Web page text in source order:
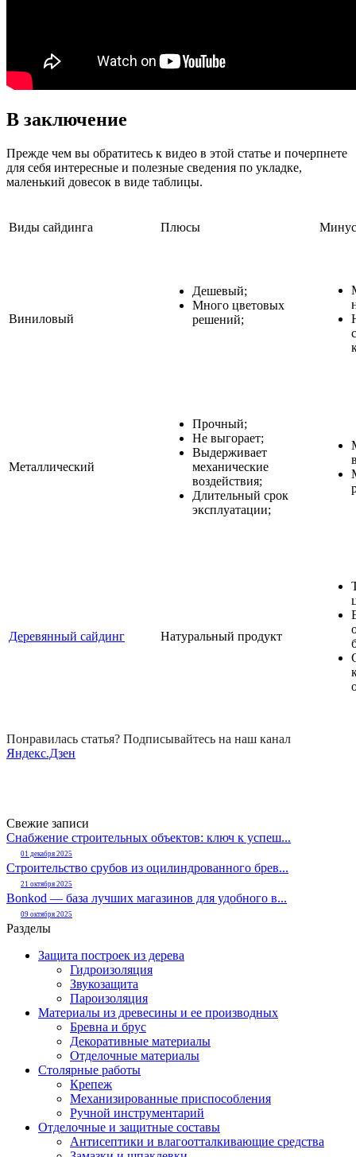
В заключение
Прежде чем вы обратитесь к видео в этой статье и почерпнете
для себя интересные и полезные сведения по укладке,
маленький довесок в виде таблицы.
Виды сайдинга Плюсы
Виниловый
Дешевый;
Много цветовых
решений;
Металлический
Прочный;
Не выгорает;
Выдерживает
механические
воздействия;
Длительный срок
эксплуатации;
Деревянный сайдинг Натуральный продукт
Понравилась статья? Подписывайтесь на наш канал
Яндекс.Дзен
Свежие записи
Снабжение строительных объектов: ключ к успеш...
01 декабря 2025
Строительство срубов из оцилиндрованного брев...
21 октября 2025
Bonkod — база лучших магазинов для удобного в...
09 октября 2025
Разделы
Защита построек из дерева
Гидроизоляция
Звукозащита
Пароизоляция
Материалы из древесины и ее производных
Бревна и брус
Декоративные материалы
Отделочные материалы
Столярные работы
Крепеж
Механизированные приспособления
Ручной инструментарий
Отделочные и защитные составы
Антисептики и влагоотталкивающие средства